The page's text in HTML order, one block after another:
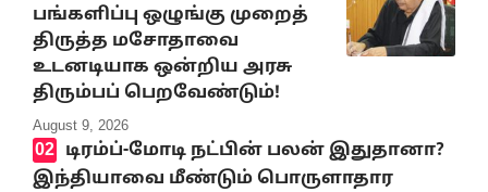
பங்களிப்பு ஒழுங்கு முறைத்
திருத்த மசோதாவை
உடனடியாக ஒன்றிய அரசு
திரும்பப் பெறவேண்டும்!
August 9, 2026
டிரம்ப்-மோடி நட்பின் பலன் இதுதானா?
இந்தியாவை மீண்டும் பொருளாதார